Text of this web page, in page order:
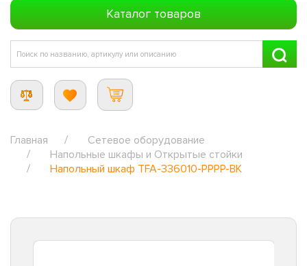
Каталог товаров
Главная
Сетевое оборудование
Напольные шкафы и Открытые стойки
Напольный шкаф TFA-336010-PPPP-BK